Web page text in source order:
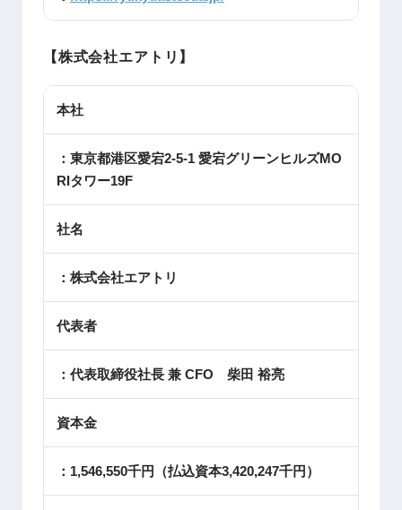
【株式会社エアトリ】
本社
：東京都港区愛宕2-5-1 愛宕グリーンヒルズMO
RIタワー19F
社名
：株式会社エアトリ
代表者
：代表取締役社長 兼 CFO 柴田 裕亮
資本金
：1,546,550千円（払込資本3,420,247千円）